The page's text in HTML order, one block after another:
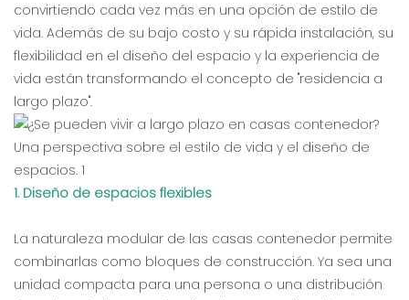
convirtiendo cada vez más en una opción de estilo de
vida. Además de su bajo costo y su rápida instalación, su
flexibilidad en el diseño del espacio y la experiencia de
vida están transformando el concepto de "residencia a
largo plazo".
1. Diseño de espacios flexibles
La naturaleza modular de las casas contenedor permite
combinarlas como bloques de construcción. Ya sea una
unidad compacta para una persona o una distribución